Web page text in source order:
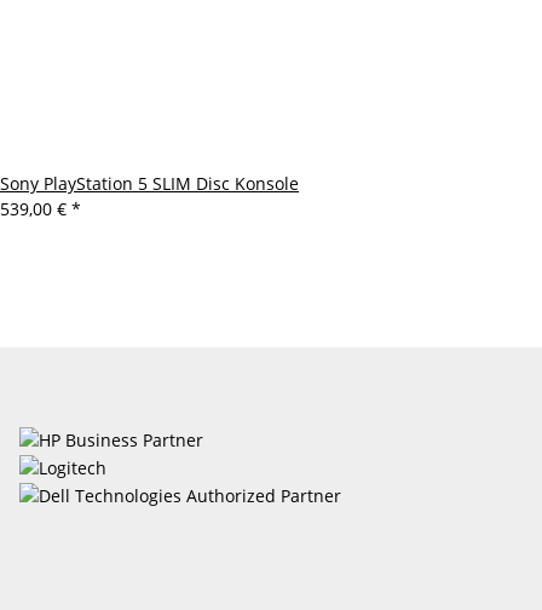
Sony PlayStation 5 SLIM Disc Konsole
539,00 € *